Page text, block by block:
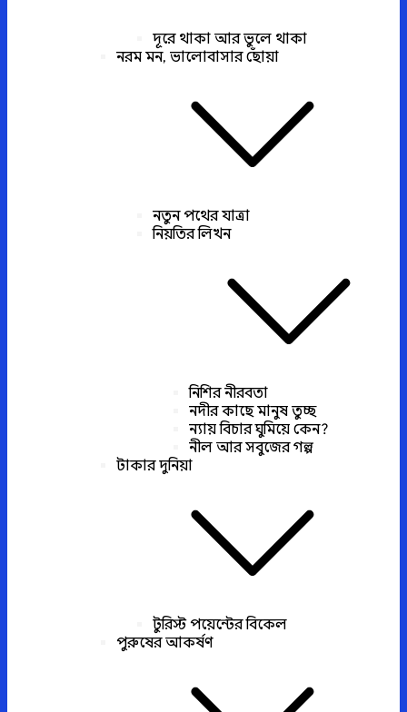
দূরে থাকা আর ভুলে থাকা
নরম মন, ভালোবাসার ছোঁয়া
নতুন পথের যাত্রা
নিয়তির লিখন
নিশির নীরবতা
নদীর কাছে মানুষ তুচ্ছ
ন্যায় বিচার ঘুমিয়ে কেন?
নীল আর সবুজের গল্প
টাকার দুনিয়া
টুরিস্ট পয়েন্টের বিকেল
পুরুষের আকর্ষণ